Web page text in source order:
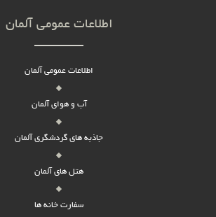
اطلاعات عمومی آلمان
اطلاعات عمومی آلمان
آب و هوای آلمان
جاذبه های گردشگری آلمان
هتل های آلمان
سفارت خانه ها